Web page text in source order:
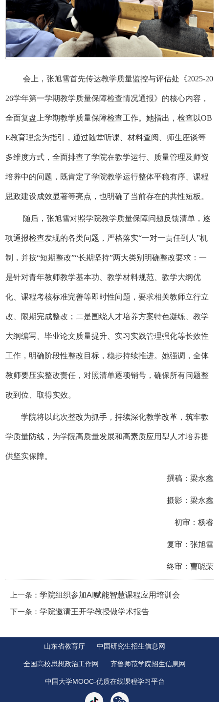
会上，张旭雪首先传达教学质量监控与评估处《2025-20
26学年第一学期教学质量保障检查情况通报》的核心内容，
全面复盘上学期教学质量保障检查工作。她指出，检查以OB
E教育理念为指引，通过随堂听课、材料查阅、师生座谈等
多维度方式，全面排查了学院在教学运行、质量管理及师资
培养中的问题，既肯定了学院教学运行整体平稳有序、课程
思政建设成效显著等亮点，也明确了当前存在的共性短板。
随后，张旭雪对照学院教学质量保障问题反馈清单，逐
项通报检查发现的各类问题，严格落实“一对一责任到人”机
制，并按“短期整改”“长期坚持”两大类别明确整改要求：一
是针对青年教师教学基本功、教学材料规范、教学大纲优
化、课程考核标准完善等即时性问题，要求相关教师立行立
改、限期完成整改；二是围绕人才培养方案特色凝练、教学
大纲编写、毕业论文质量提升、实习实践管理强化等长效性
工作，明确阶段性整改目标，稳步持续推进。她强调，全体
教师要压实整改责任，对照清单逐项销号，确保所有问题整
改到位、取得实效。
学院将以此次整改为抓手，持续深化教学改革，筑牢教
学质量防线，为学院高质量发展和高素质应用型人才培养提
供坚实保障。
撰稿：梁永鑫
摄影：梁永鑫
初审：杨睿
复审：张旭雪
终审：曹晓荣
上一条：学院组织参加AI赋能智慧课程应用培训会
下一条：学院邀请王开学教授做学术报告
山东省教育厅 中国研究生招生信息网
全国高校思想政治工作网 齐鲁师范学院招生信息网
中国大学MOOC-优质在线课程学习平台